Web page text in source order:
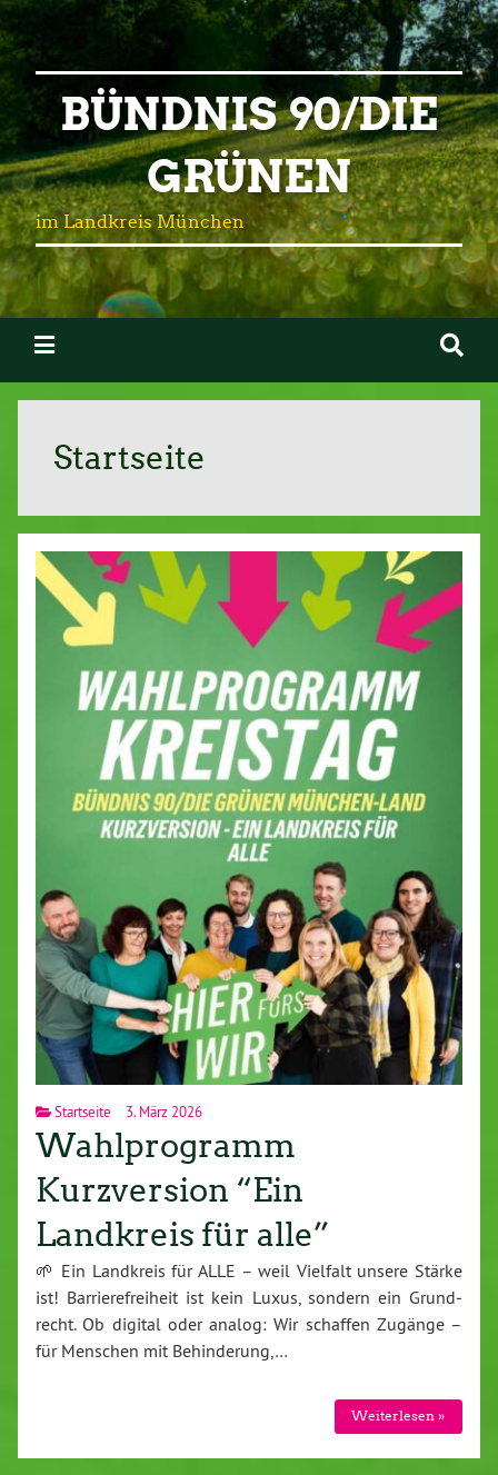
BÜNDNIS 90/DIE
GRÜNEN
im Landkreis München
Start­sei­te
Startseite 3. März 2026
Wahlprogramm
Kurzversion “Ein
Landkreis für alle”
🌱 Ein Landkreis für ALLE – weil Vielfalt unsere Stärke
ist! Bar­rie­re­frei­heit ist kein Luxus, sondern ein Grund­
recht. Ob digital oder analog: Wir schaffen Zugänge –
für Menschen mit Be­hin­de­rung,…
Wei­ter­le­sen »